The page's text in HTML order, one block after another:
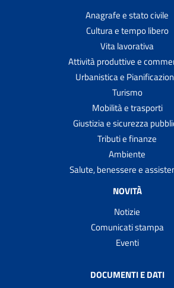
Anagrafe e stato civile
Cultura e tempo libero
Vita lavorativa
Attività produttive e
Urbanistica e
Turismo
Mobilità e trasporti
Giustizia e sicurezza
Tributi e finanze
Ambiente
Salute, benessere e
NOVITÀ
Notizie
Comunicati stampa
Eventi
DOCUMENTI E DATI